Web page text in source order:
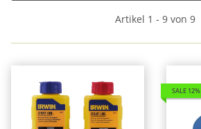
Artikel 1 - 9 von 9
SALE 12%